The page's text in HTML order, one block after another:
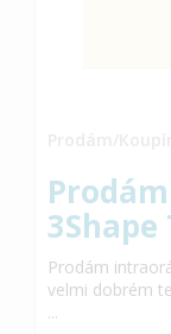
3Shape
Prodám
velmi dobrém
...